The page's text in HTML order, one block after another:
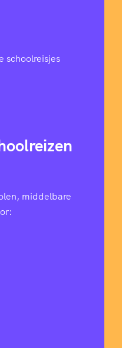
schoolreisjes
middelbare